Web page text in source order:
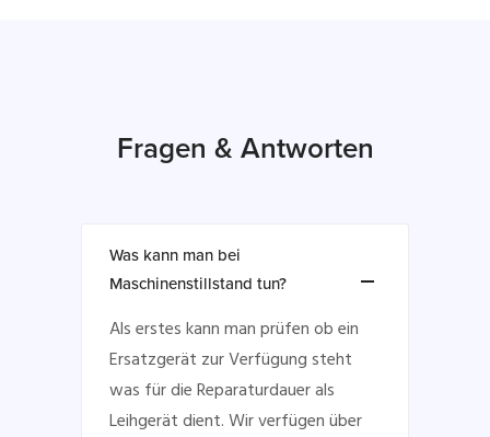
Fragen & Antworten
Was kann man bei
Maschinenstillstand tun?
Als erstes kann man prüfen ob ein
Ersatzgerät zur Verfügung steht
was für die Reparaturdauer als
Leihgerät dient. Wir verfügen über